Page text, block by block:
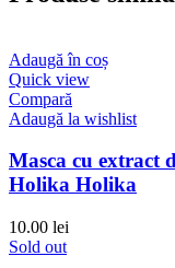
Adaugă în coș
Quick view
Compară
Adaugă la wishlist
Masca cu extract
Holika Holika
10.00 lei
Sold out